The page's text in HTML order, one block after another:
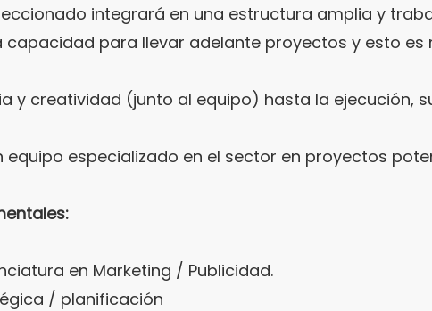
integrará en una estructura amplia y
para llevar adelante proyectos y esto
y creatividad (junto al equipo) hasta la ejecución,
equipo especializado en el sector en proyectos
en Marketing / Publicidad.
/ planificación